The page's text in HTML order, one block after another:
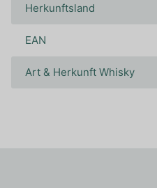
Herkunftsland
EAN
Art & Herkunft Whisky